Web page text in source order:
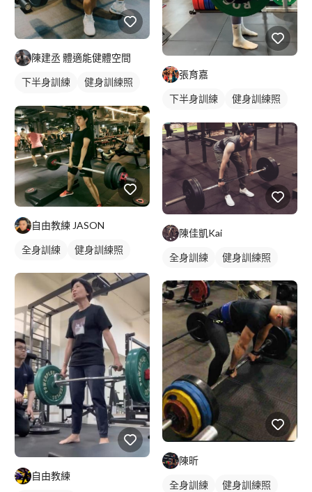
陳建丞 體適能健體空間
下半身訓練
健身訓練照
自由教練 JASON
全身訓練 健身訓練照
自由教練
張育嘉
下半身訓練
健身訓練照
陳佳凱Kai
全身訓練 健身訓練照
陳昕
全身訓練 健身訓練照